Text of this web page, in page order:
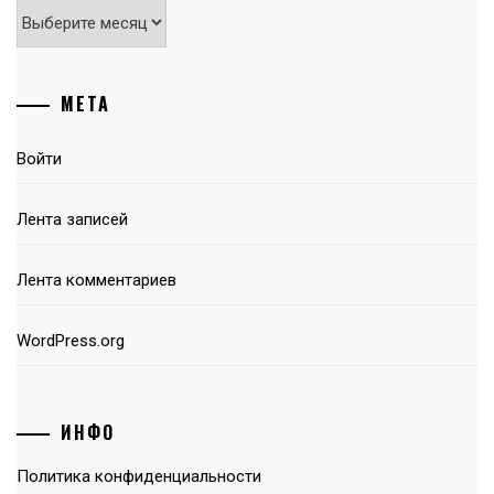
Архивы
МЕТА
Войти
Лента записей
Лента комментариев
WordPress.org
ИНФО
Политика конфиденциальности